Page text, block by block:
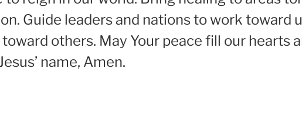
Guide leaders and nations to work toward
others. May Your peace fill our hearts
name, Amen.